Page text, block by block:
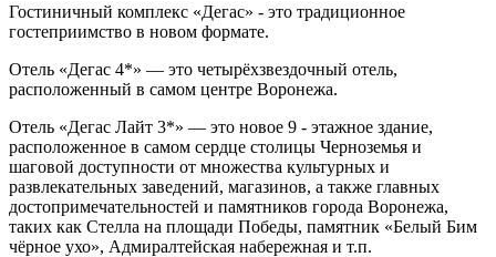
Гостиничный комплекс «Дегас» - это традиционное
гостеприимство в новом формате.
Отель «Дегас 4*» — это четырёхзвездочный отель,
расположенный в самом центре Воронежа.
Отель «Дегас Лайт 3*» — это новое 9 - этажное здание,
расположенное в самом сердце столицы Черноземья и
шаговой доступности от множества культурных и
развлекательных заведений, магазинов, а также главных
достопримечательностей и памятников города Воронежа,
таких как Стелла на площади Победы, памятник «Белый Бим
чёрное ухо», Адмиралтейская набережная и т.п.